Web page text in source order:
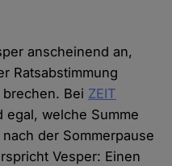
anscheinend an,
Rats­abstimmung
Bei ZEIT
egal, welche Summe
der Sommer­pause
Vesper: Einen